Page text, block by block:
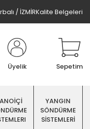
/ İZMİRKalite Belgeleri
Üyelik Sepetim
YANGIN
SÖNDÜRME
SİSTEMLERİ